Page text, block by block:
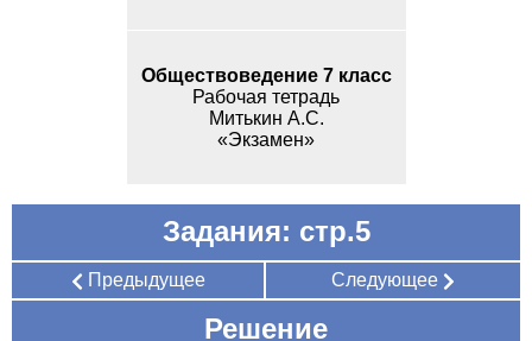
Обществоведение 7 класс
Рабочая тетрадь
Митькин А.С.
«Экзамен»
Задания: стр.5
Предыдущее Следующее
Решение